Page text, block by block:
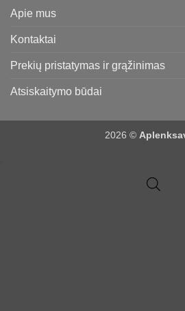
Apie mus
Kontaktai
Prekių pristatymas ir grąžinimas
Atsiskaitymo būdai
2026 ©